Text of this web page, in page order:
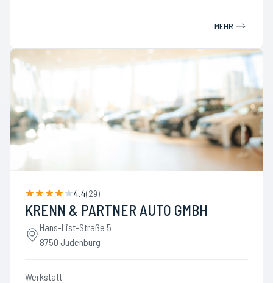
MEHR
4.4(29)
KRENN & PARTNER AUTO GMBH
Hans-List-Straße 5
8750 Judenburg
Werkstatt